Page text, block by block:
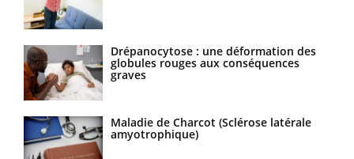
Drépanocytose : une déformation des
globules rouges aux conséquences
graves
Maladie de Charcot (Sclérose latérale
amyotrophique)